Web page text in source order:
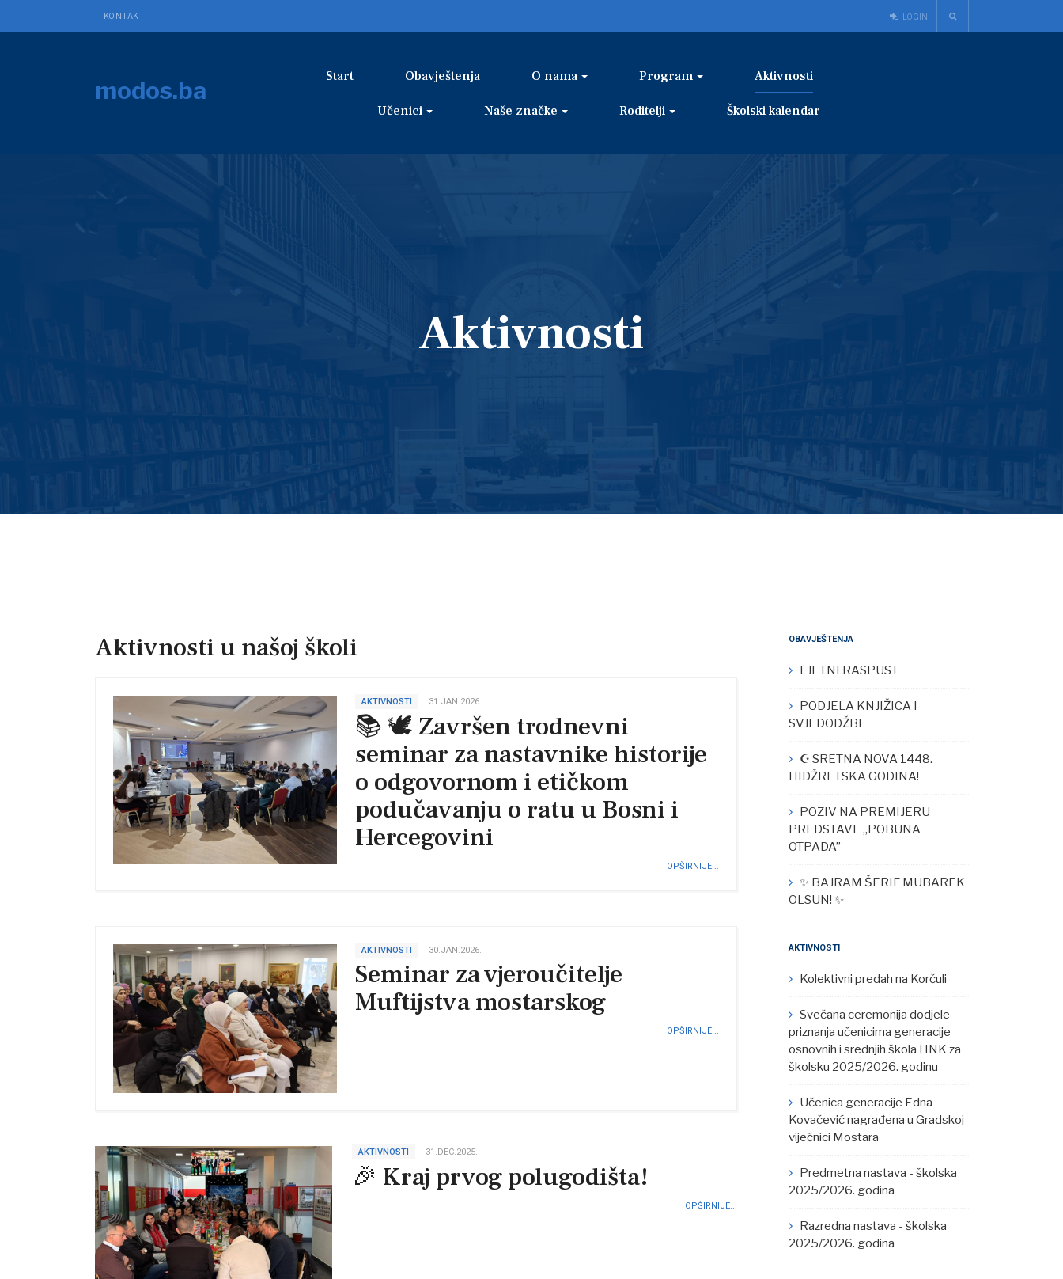
KONTAKT LOGIN
modos.ba Start Obavještenja O nama Program Aktivnosti
Učenici Naše značke Roditelji Školski kalendar
Aktivnosti
Aktivnosti u našoj školi
AKTIVNOSTI 31.JAN.2026.
📚 🕊️ Završen trodnevni
seminar za nastavnike historije
o odgovornom i etičkom
podučavanju o ratu u Bosni i
Hercegovini
OPŠIRNIJE...
AKTIVNOSTI 30.JAN.2026.
Seminar za vjeroučitelje
Muftijstva mostarskog
OPŠIRNIJE...
AKTIVNOSTI 31.DEC.2025.
🎉 Kraj prvog polugodišta!
OPŠIRNIJE...
OBAVJEŠTENJA
LJETNI RASPUST
PODJELA KNJIŽICA I
SVJEDODŽBI
☪︎ SRETNA NOVA 1448.
HIDŽRETSKA GODINA!
POZIV NA PREMIJERU
PREDSTAVE „POBUNA
OTPADA”
✨ BAJRAM ŠERIF MUBAREK
OLSUN! ✨
AKTIVNOSTI
Kolektivni predah na Korčuli
Svečana ceremonija dodjele
priznanja učenicima generacije
osnovnih i srednjih škola HNK za
školsku 2025/2026. godinu
Učenica generacije Edna
Kovačević nagrađena u Gradskoj
vijećnici Mostara
Predmetna nastava - školska
2025/2026. godina
Razredna nastava - školska
2025/2026. godina